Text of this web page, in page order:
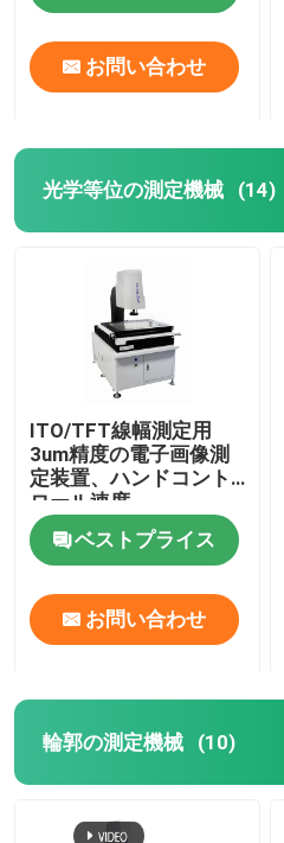
お問い合わせ
光学等位の測定機械 (14)
ITO/TFT線幅測定用
3um精度の電子画像測
定装置、ハンドコント
ロール速度
ベストプライス
お問い合わせ
輪郭の測定機械 (10)